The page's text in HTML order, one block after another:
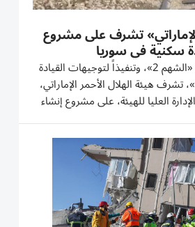
تشرف على مشروع
ضمن عملية الفارس «الشهم 2»، وتنفيذاً لتوجيهات القيادة
تشرف هيئة الهلال الأحمر الإماراتي،
العليا للهيئة، على مشروع إنشاء
الجمهورية العربية السورية، موزعة
الوفد الإماراتي المتواجد في...